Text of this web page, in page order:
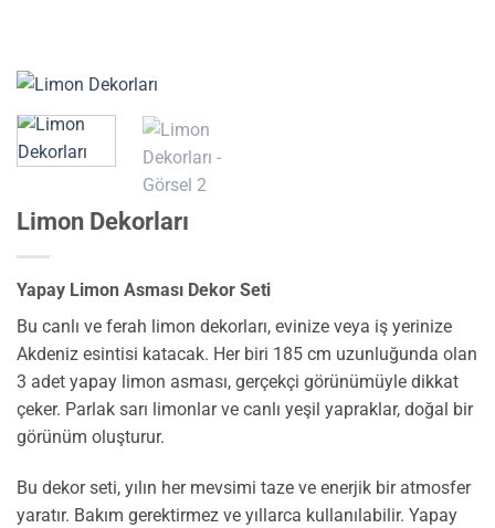
Limon Dekorları
Yapay Limon Asması Dekor Seti
Bu canlı ve ferah limon dekorları, evinize veya iş yerinize
Akdeniz esintisi katacak. Her biri 185 cm uzunluğunda olan
3 adet yapay limon asması, gerçekçi görünümüyle dikkat
çeker. Parlak sarı limonlar ve canlı yeşil yapraklar, doğal bir
görünüm oluşturur.
Bu dekor seti, yılın her mevsimi taze ve enerjik bir atmosfer
yaratır. Bakım gerektirmez ve yıllarca kullanılabilir. Yapay